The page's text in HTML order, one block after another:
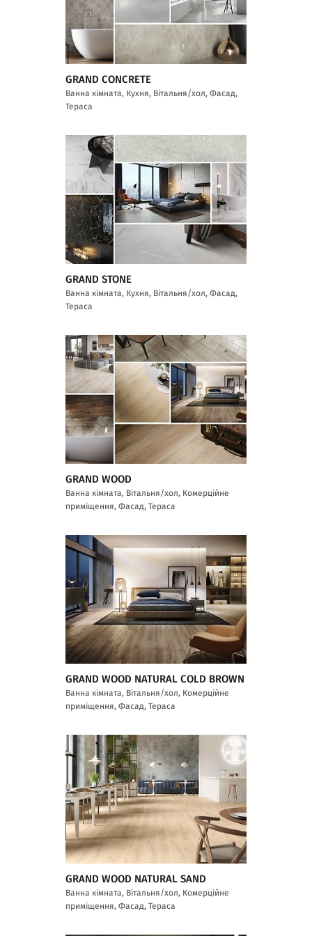
GRAND CONCRETE
Ванна кімната, Кухня, Вітальня/хол, Фасад,
Тераса
GRAND STONE
Ванна кімната, Кухня, Вітальня/хол, Фасад,
Тераса
GRAND WOOD
Ванна кімната, Вітальня/хол, Комерційне
приміщення, Фасад, Тераса
GRAND WOOD NATURAL COLD BROWN
Ванна кімната, Вітальня/хол, Комерційне
приміщення, Фасад, Тераса
GRAND WOOD NATURAL SAND
Ванна кімната, Вітальня/хол, Комерційне
приміщення, Фасад, Тераса